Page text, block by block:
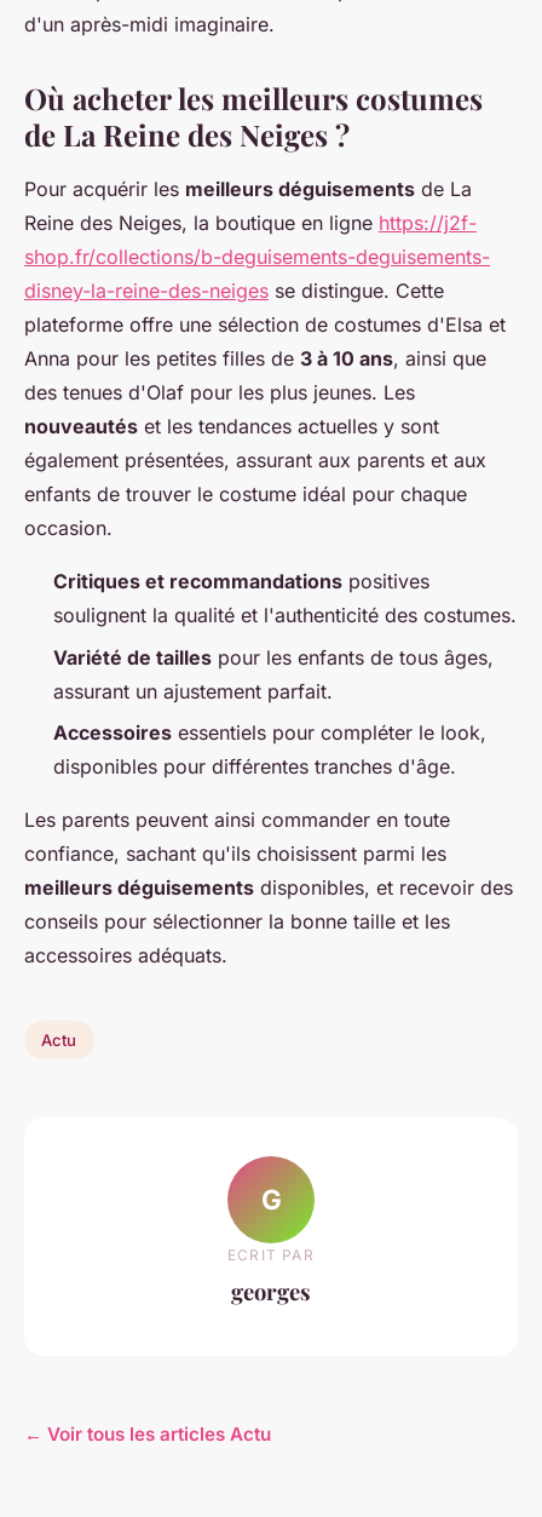
d'un après-midi imaginaire.
Où acheter les meilleurs costumes
de La Reine des Neiges ?
Pour acquérir les meilleurs déguisements de La
Reine des Neiges, la boutique en ligne https://j2f-
shop.fr/collections/b-deguisements-deguisements-
disney-la-reine-des-neiges se distingue. Cette
plateforme offre une sélection de costumes d'Elsa et
Anna pour les petites filles de 3 à 10 ans, ainsi que
des tenues d'Olaf pour les plus jeunes. Les
nouveautés et les tendances actuelles y sont
également présentées, assurant aux parents et aux
enfants de trouver le costume idéal pour chaque
occasion.
Critiques et recommandations positives
soulignent la qualité et l'authenticité des costumes.
Variété de tailles pour les enfants de tous âges,
assurant un ajustement parfait.
Accessoires essentiels pour compléter le look,
disponibles pour différentes tranches d'âge.
Les parents peuvent ainsi commander en toute
confiance, sachant qu'ils choisissent parmi les
meilleurs déguisements disponibles, et recevoir des
conseils pour sélectionner la bonne taille et les
accessoires adéquats.
Actu
G
ECRIT PAR
georges
← Voir tous les articles Actu